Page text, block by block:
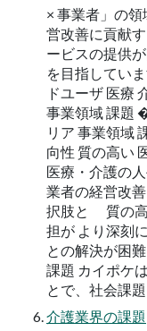
× 事業者」の
営改善に貢献
ービスの提供
を目指してい
ドユーザ 医療
事業領域 課題
リア 事業領域
向性 質の高い
医療・介護の
業者の経営改
択肢と 質の高
担が より深刻
との解決が困
課題 カイポケ
とで、社会課
介護業界の課題